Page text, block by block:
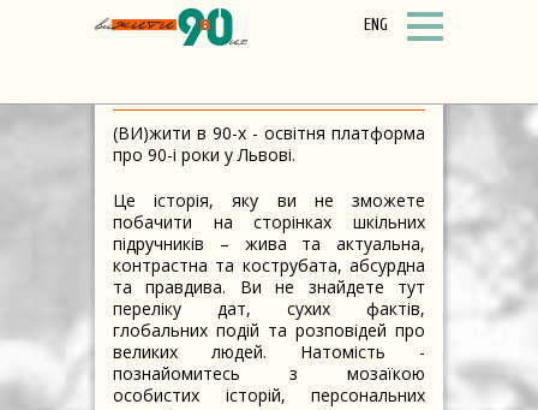
ENG
(ВИ)жити в 90-х - освітня платформа
про 90-і роки у Львові.
Це історія, яку ви не зможете
побачити на сторінках шкільних
підручників – жива та актуальна,
контрастна та кострубата, абсурдна
та правдива. Ви не знайдете тут
переліку дат, сухих фактів,
глобальних подій та розповідей про
великих людей. Натомість -
познайомитесь з мозаїкою
особистих історій, персональних